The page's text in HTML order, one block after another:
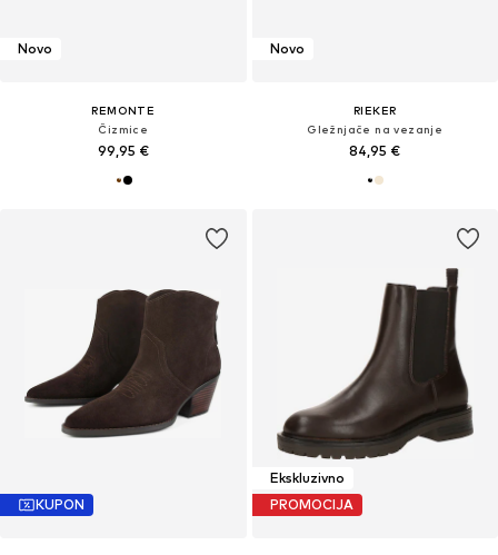
Novo
REMONTE
Čizmice
99,95 €
Novo
RIEKER
Gležnjače na vezanje
84,95 €
KUPON
Ekskluzivno
PROMOCIJA